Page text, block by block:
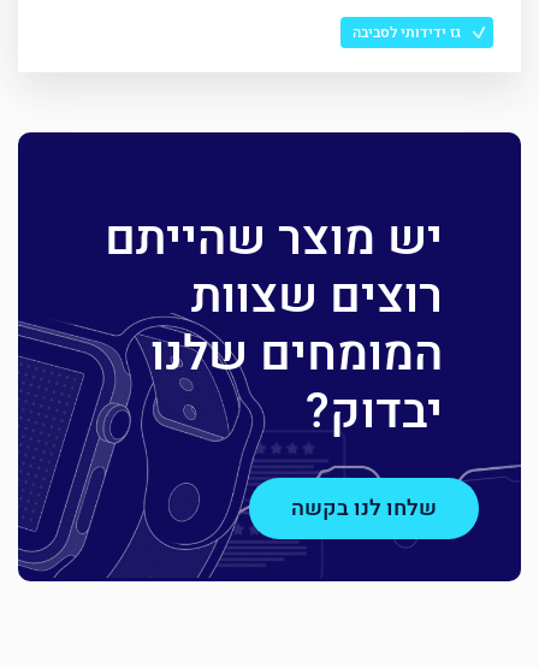
גז ידידותי לסביבה
יש מוצר שהייתם
רוצים שצוות
המומחים שלנו
יבדוק?
שלחו לנו בקשה